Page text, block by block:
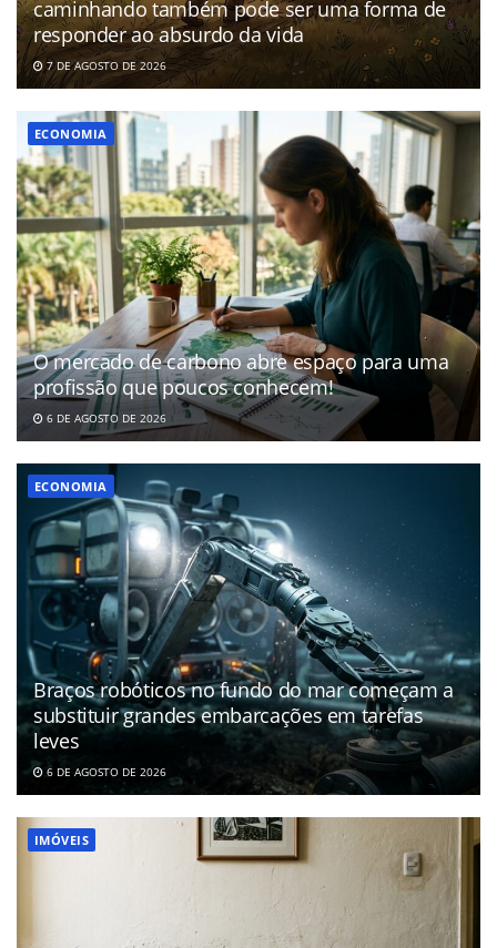
caminhando também pode ser uma forma de
responder ao absurdo da vida
7 DE AGOSTO DE 2026
ECONOMIA
O mercado de carbono abre espaço para uma
profissão que poucos conhecem!
6 DE AGOSTO DE 2026
ECONOMIA
Braços robóticos no fundo do mar começam a
substituir grandes embarcações em tarefas
leves
6 DE AGOSTO DE 2026
IMÓVEIS